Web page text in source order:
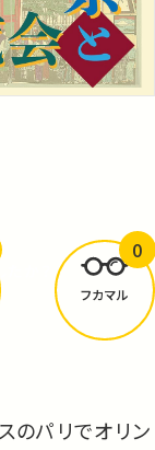
か？
フカマル
0
のパリでオリン